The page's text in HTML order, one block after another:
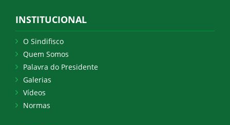
INSTITUCIONAL
O Sindifisco
Quem Somos
Palavra do Presidente
Galerias
Vídeos
Normas